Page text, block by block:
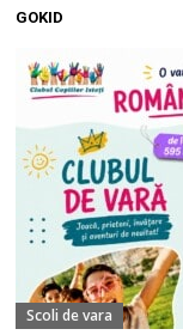
GOKID
Scoli de vara